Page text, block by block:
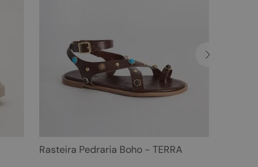
Rasteira Pedraria Boho - TERRA